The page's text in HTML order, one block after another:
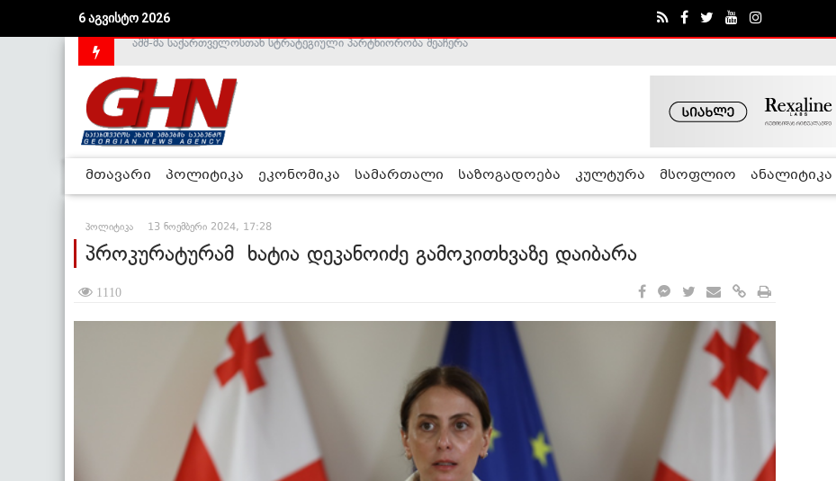
6 აგვისტო 2026
საქართველოს დე-ფაქტო მთავრობა არალეგიტიმურია - ჰელსინკის კომისია
მთავარი პოლიტიკა ეკონომიკა სამართალი საზოგადოება კულტურა მსოფლიო ანალიტიკა
პოლიტიკა 13 ნოემბერი 2024, 17:28
პროკურატურამ ხატია დეკანოიძე გამოკითხვაზე დაიბარა
1110